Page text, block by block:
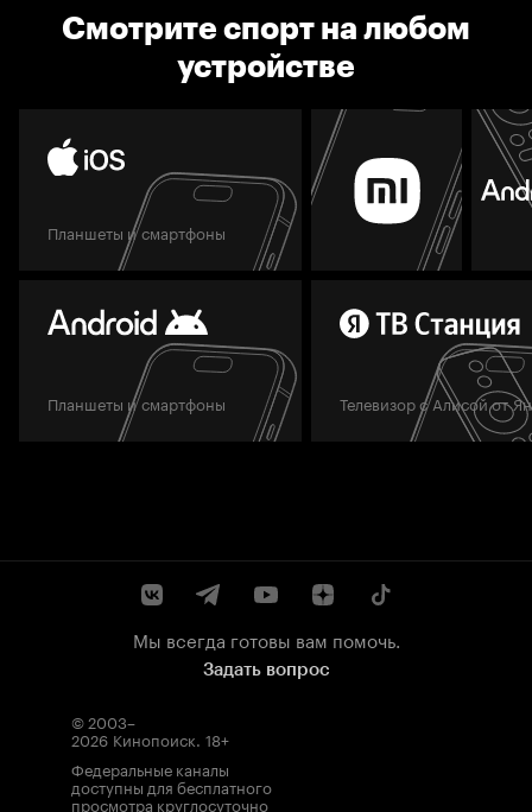
Смотрите спорт на любом
устройстве
Планшеты и смартфоны
Планшеты и смартфоны Телевизор с Алисой от
Мы всегда готовы вам помочь.
Задать вопрос
© 2003–
2026 Кинопоиск. 18+
Федеральные каналы
доступны для бесплатного
просмотра круглосуточно